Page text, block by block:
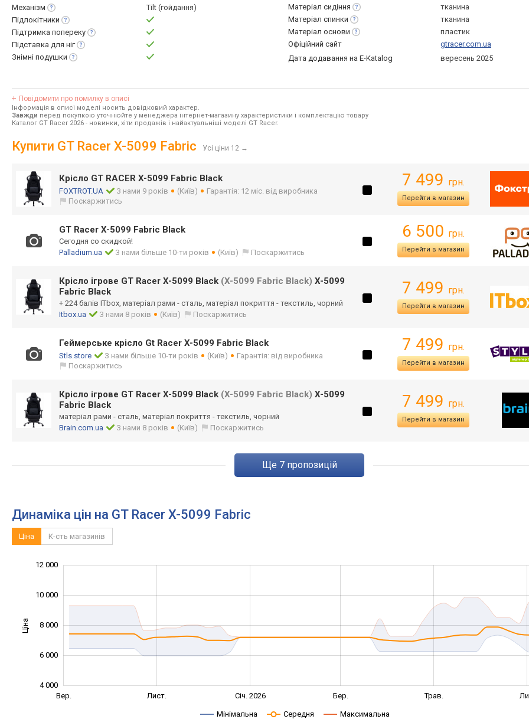
Механізм
Tilt (гойдання)
Підлокітники
Підтримка попереку
Підставка для ніг
Знімні подушки
Матеріал сидіння
тканина
Матеріал спинки
тканина
Матеріал основи
пластик
Офіційний сайт
gtracer.com.ua
Дата додавання на E-Katalog
вересень 2025
Повідомити про помилку в описі
Інформація в описі моделі носить довідковий характер.
Завжди перед покупкою уточнюйте у менеджера інтернет-магазину характеристики і комплектацію товару
Каталог GT Racer 2026 - новинки, хіти продажів і найактуальніші моделі GT Racer.
Купити GT Racer X-5099 Fabric Усі ціни 12 →
Крісло GT RACER X-5099 Fabric Black
FOXTROT.UA З нами 9 років (Київ)
Гарантія: 12 міс. від виробника
Поскаржитись
7 499 грн.
Перейти в магазин
GT Racer X-5099 Fabric Black
Сегодня со скидкой!
Palladium.ua
З нами більше 10-ти років (Київ) Поскаржитись
6 500 грн.
Перейти в магазин
Крісло ігрове GT Racer X-5099 Black (X-5099 Fabric Black) X-5099
Fabric Black
+ 224 балів ITbox, матеріал рами - сталь, матеріал покриття - текстиль, чорний
Itbox.ua
З нами 8 років (Київ) Поскаржитись
7 499 грн.
Перейти в магазин
Геймерське крісло Gt Racer X-5099 Fabric Black
Stls.store З нами більше 10-ти років (Київ)
Гарантія: від виробника
Поскаржитись
7 499 грн.
Перейти в магазин
Крісло ігрове GT Racer X-5099 Black (X-5099 Fabric Black) X-5099
Fabric Black
матеріал рами - сталь, матеріал покриття - текстиль, чорний
Brain.com.ua
З нами 8 років (Київ) Поскаржитись
7 499 грн.
Перейти в магазин
ще 7пропозицій
Динаміка цін на GT Racer X-5099 Fabric
Ціна К-сть магазинів
Ціна 10 000
4 000
6 000
8 000
10 000
12 000
L
Вер. Лист. Січ. 2026 Бер. Трав.
Вер.
Мінімальна Середня Максимальна